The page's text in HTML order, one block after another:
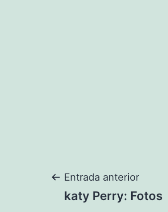
Navegación
Entrada anterior
katy Perry: Fotos